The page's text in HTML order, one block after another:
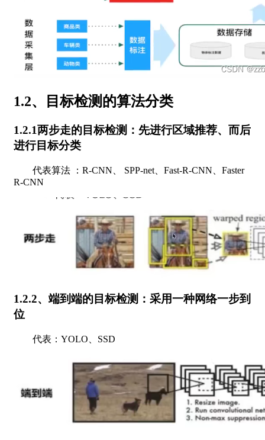
1.2、目标检测的算法分类
1.2.1两步走的目标检测：先进行区域推荐、而后
进行目标分类
代表算法 ：R-CNN、 SPP-net、Fast-R-CNN、Faster
R-CNN
1.2.2、端到端的目标检测：采用一种网络一步到
位
代表：YOLO、SSD